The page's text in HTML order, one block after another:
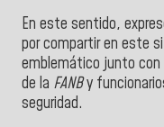
En este sentido,
por compartir en este
emblemático junto
de la FANBy
seguridad.